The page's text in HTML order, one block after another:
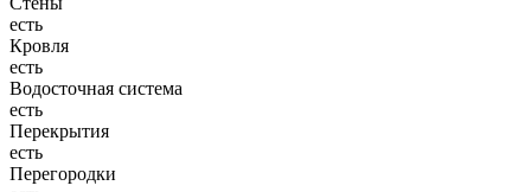
есть
Кровля
есть
Водосточная система
есть
Перекрытия
есть
Перегородки